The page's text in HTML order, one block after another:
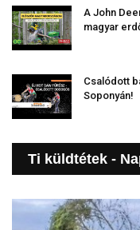
A John
magyar
Csalódott
Soponyán!
Ti küldtétek -